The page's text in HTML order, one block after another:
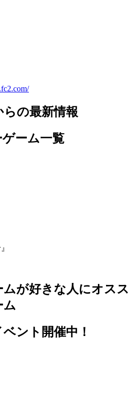
の最新情報
ーム一覧
が好きな人にオスス
ム
ント開催中！